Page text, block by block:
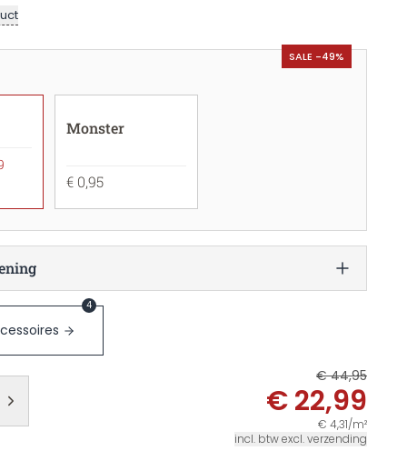
SALE -49%
Monster
€ 0,95
4
€ 44,95
€ 22,99
€ 4,31/m²
incl. btw excl. verzending